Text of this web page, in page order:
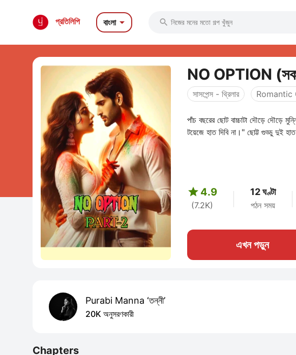
প্রতিলিপি বাংলা 
NO
সাসপেন্স - থ্রিলার Romantic
পাঁচ বছরের ছোট বাচ্চাটা দৌড়ে দৌড়ে
টয়েজে হাত দিবি না।" ছোট্ট গুড্ডু দুই
 4.9
(7.2K)
12 ঘণ্টা
পঠন সময়
এখন পড়ুন
Purabi Manna ‘তন্নী’
20K অনুসরণকারী
Chapters